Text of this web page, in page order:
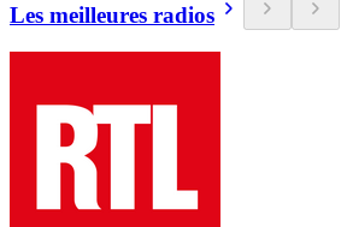
Les meilleures radios